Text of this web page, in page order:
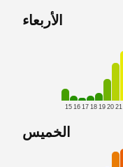
الأربعاء
15 16 17 18 19 20 21
الخميس